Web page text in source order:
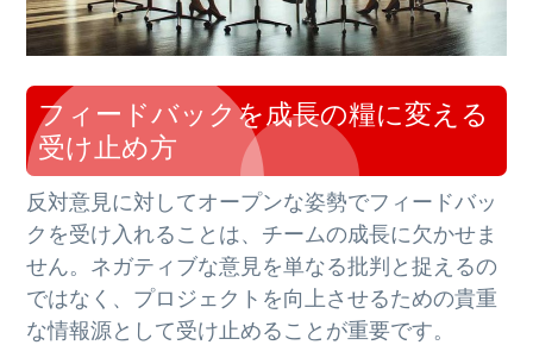
フィードバックを成長の糧に変える
受け止め方
反対意見に対してオープンな姿勢でフィードバッ
クを受け入れることは、チームの成長に欠かせま
せん。ネガティブな意見を単なる批判と捉えるの
ではなく、プロジェクトを向上させるための貴重
な情報源として受け止めることが重要です。